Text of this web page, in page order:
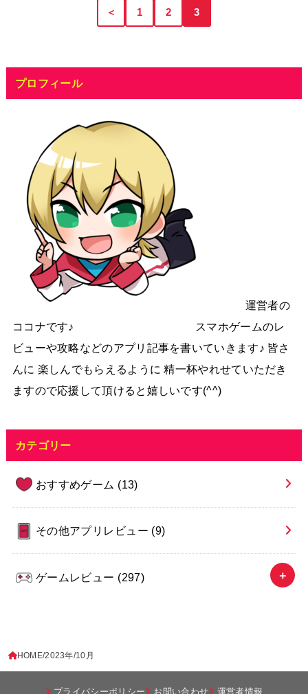
＜ 1 2 3
プロフィール
運営者の
ココナです♪ スマホゲームのレ
ビューや攻略などのアプリ記事を書いていきます♪ 皆さ
んに 楽しんでもらえるように 精一杯やれせていただき
ますので応援して頂けると嬉しいです(^^)
カテゴリー
おすすめゲーム (13)
その他アプリレビュー (9)
ゲームレビュー (297)
HOME 2023年 10月
プライバシーポリシー お問い合わせ 運営者情報